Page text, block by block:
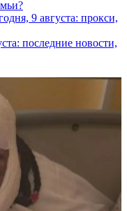
9 августа: прокси,
последние новости,